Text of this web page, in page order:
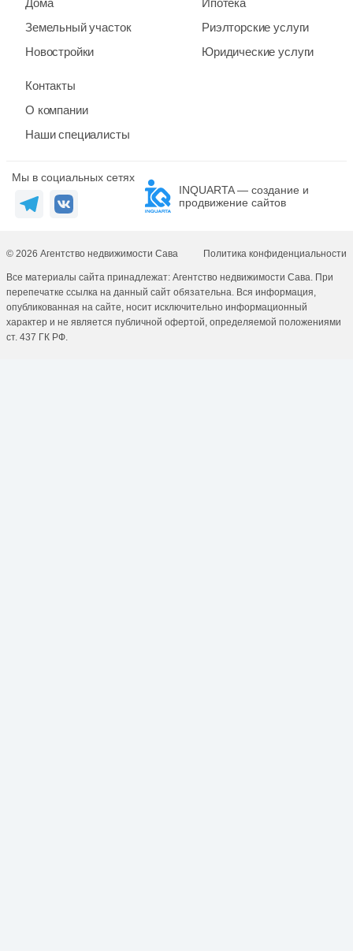
Земельный участок
Новостройки
Риэлторские услуги
Юридические услуги
Контакты
О компании
Наши специалисты
Мы в социальных сетях
INQUARTA — создание и
продвижение сайтов
© 2026 Агентство недвижимости Сава Политика конфиденциальности
Все материалы сайта принадлежат: Агентство недвижимости Сава. При
перепечатке ссылка на данный сайт обязательна. Вся информация,
опубликованная на сайте, носит исключительно информационный
характер и не является публичной офертой, определяемой положениями
ст. 437 ГК РФ.